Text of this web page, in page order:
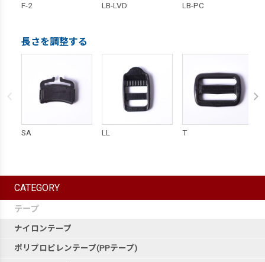
F-2 LB-LVD LB-PC
長さを調整する
SA LL T
CATEGORY
テープ
ナイロンテープ
ポリプロピレンテープ(PPテープ)